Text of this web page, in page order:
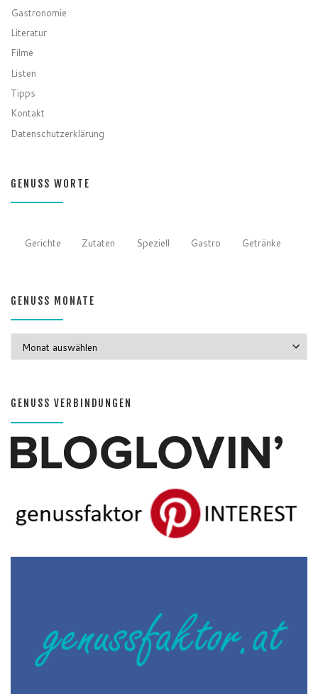
Gastronomie
Literatur
Filme
Listen
Tipps
Kontakt
Datenschutzerklärung
GENUSS WORTE
Gerichte Zutaten Speziell Gastro Getränke
GENUSS MONATE
GENUSS VERBINDUNGEN